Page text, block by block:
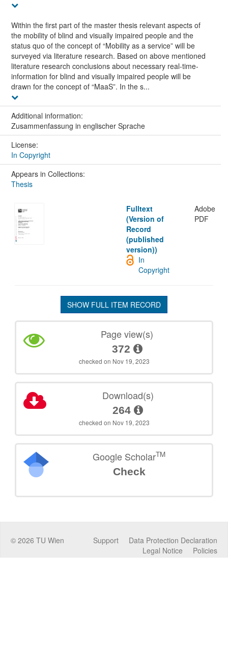
Within the first part of the master thesis relevant aspects of
the mobility of blind and visually impaired people and the
status quo of the concept of “Mobility as a service” will be
surveyed via literature research. Based on above mentioned
literature research conclusions about necessary real-time-
information for blind and visually impaired people will be
drawn for the concept of “MaaS”. In the s...
Additional information:
Zusammenfassung in englischer Sprache
License:
In Copyright
Appears in Collections:
Thesis
Fulltext
(Version of
Record
(published
version))
Adobe
PDF
In
Copyright
SHOW FULL ITEM RECORD
Page view(s)
372
checked on Nov 19, 2023
Download(s)
264
checked on Nov 19, 2023
Google ScholarTM
Check
© 2026 TU Wien Data Protection Declaration
Support
Policies
Legal Notice